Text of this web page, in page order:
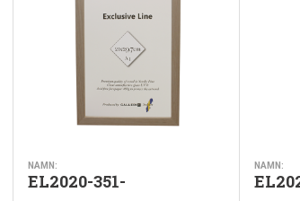
NAMN:
EL2020-351-
NAMN: